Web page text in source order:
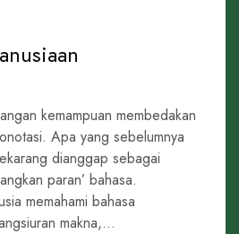
kemampuan membedakan
Apa yang sebelumnya
dianggap sebagai
paran’ bahasa.
memahami bahasa
makna,...